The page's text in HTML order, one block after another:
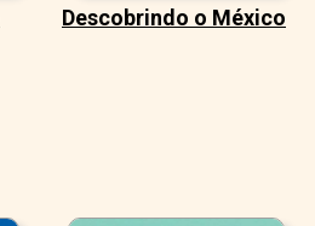
Descobrindo o México